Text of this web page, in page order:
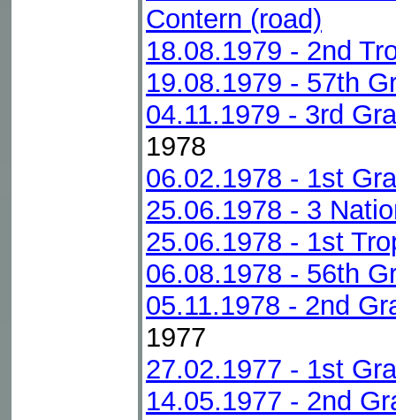
Contern (road)
18.08.1979 - 2nd
19.08.1979 - 57th
04.11.1979 - 3rd
1978
06.02.1978 - 1st
25.06.1978 - 3
25.06.1978 - 1st
06.08.1978 - 56th
05.11.1978 - 2nd
1977
27.02.1977 - 1st
14.05.1977 - 2nd